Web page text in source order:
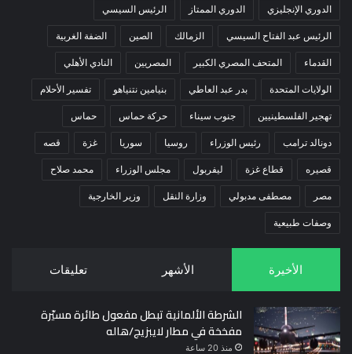
الدوري الإنجليزي الدوري الممتاز الرئيس السيسي
الرئيس عبد الفتاح السيسي الزمالك الصين الضفة الغربية
القدماء المتحف المصري الكبير المصريين النادي الأهلي
الولايات المتحدة بدر عبد العاطي بنيامين نتنياهو تفسير الأحلام
تهجير الفلسطينيين جنوب سيناء حركة حماس حماس
دونالد ترامب رئيس الوزراء روسيا سوريا غزة قصه
قصيره قطاع غزة ليفربول مجلس الوزراء محمد صلاح
مصر مصطفى مدبولي وزارة النقل وزير الخارجية
وصفات طبيعية
الأخيرة الأشهر تعليقات
الشرطة الألمانية تبطل مفعول طائرة مسيّرة
مفخخة في مطار لايبزيج/هاله
منذ 20 ساعة